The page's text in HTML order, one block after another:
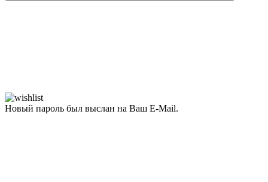
Новый пароль был выслан на Ваш E-Mail.